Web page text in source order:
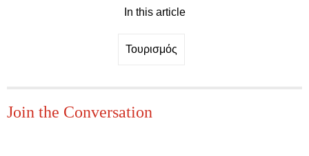
In this article
Τουρισμός
Join the Conversation